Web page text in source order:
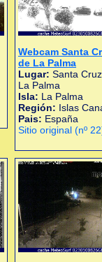
Webcam Santa
de La Palma
Lugar: Santa
La Palma
Isla: La Palma
Región: Islas
Pais: España
Sitio original (nº